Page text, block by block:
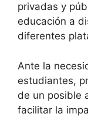
privadas y
educación a
diferentes
Ante la
estudiantes,
de un posible
facilitar la